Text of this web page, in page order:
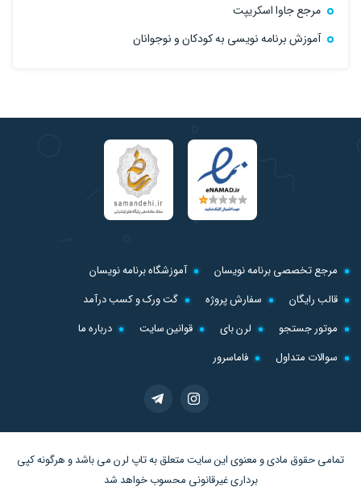
مرجع جاوا اسکریپت
آموزش برنامه نویسی به کودکان و نوجوانان
مرجع تخصصی برنامه نویسان
آموزشگاه برنامه نویسان
قالب رایگان
سفارش پروژه
گت ورک و کسب درآمد
موتور جستجو
لرن بای قوانین سایت
درباره ما
سوالات متداول
فاماسرور
تمامی حقوق مادی و معنوی این سایت متعلق بهتاپ لرنمی باشد و هرگونه کپی
برداری غیرقانونی محسوب خواهد شد